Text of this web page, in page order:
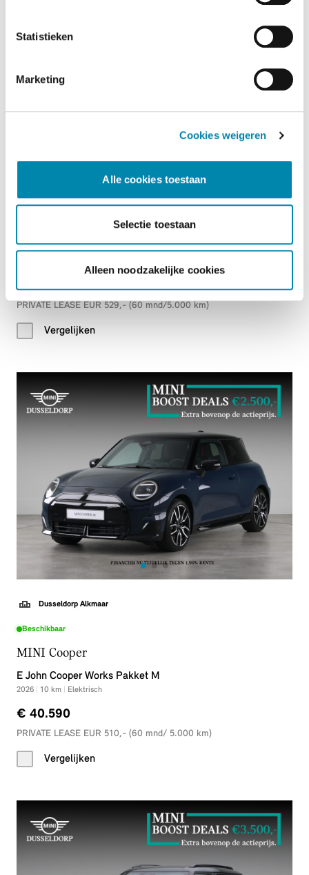
Statistieken
Marketing
Cookies weigeren
Alle cookies toestaan
Selectie toestaan
Alleen noodzakelijke cookies
Dusseldorp Rotterdam Noord
Beschikbaar
E Favoured Pakket L
€ 41.178
PRIVATE LEASE EUR 529,- (60 mnd/5.000 km)
Vergelijken
Dusseldorp Alkmaar
Beschikbaar
MINI Cooper
E John Cooper Works Pakket M
2026 10 km Elektrisch
€ 40.590
PRIVATE LEASE EUR 510,- (60 mnd/ 5.000 km)
Vergelijken